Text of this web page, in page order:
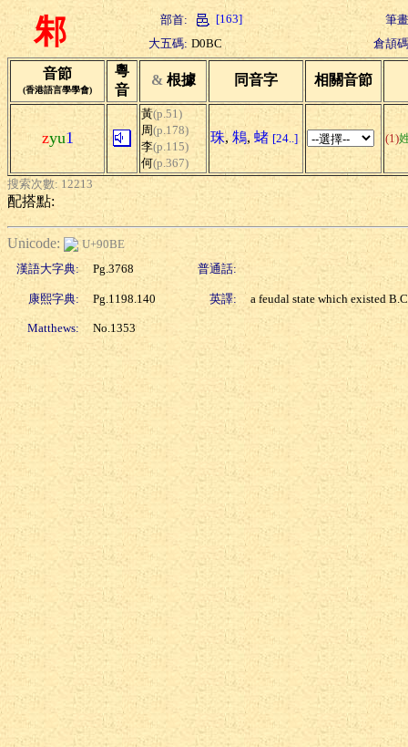
邾 部首: [163]
筆
大五碼: D0BC 倉頡
音節
(香港語言學學會)
粵
音
& 根據 同音字 相關音節
zyu1
黃(p.51)
周(p.178)
李(p.115)
何(p.367)
珠, 鴸, 蝫 [24..] (1)
搜索次數: 12213
配搭點:
Unicode:
U+90BE
漢語大字典:
Pg.3768 普通話:
康熙字典: Pg.1198.140 英譯: a feudal state which existed
Matthews: No.1353